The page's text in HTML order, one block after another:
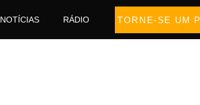
NOTÍCIAS RÁDIO TORNE-SE UM